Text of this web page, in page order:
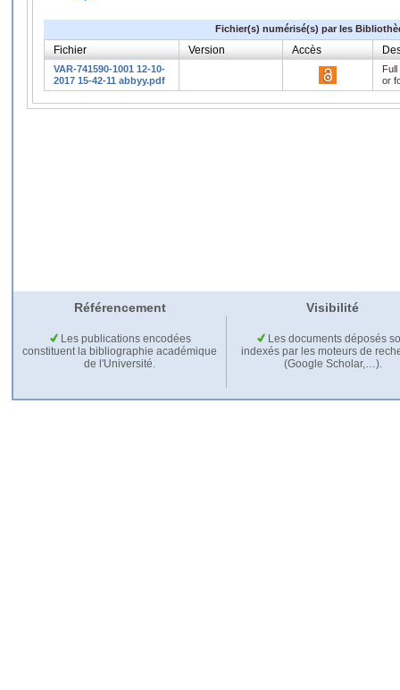
Fichier(s) numérisé(s) par les
Fichier Version Accès
VAR-741590-1001 12-10-
2017 15-42-11 abbyy.pdf
or
Référencement Visibilité
Les publications encodées
constituent la bibliographie académique
de l'Université.
Les documents déposés
indexés par les moteurs de
(Google Scholar,…).